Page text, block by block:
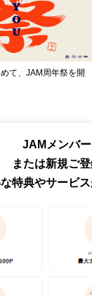
て、JAM周年祭を開
トピックス
JAMメンバー
または新規ご
特典やサービ